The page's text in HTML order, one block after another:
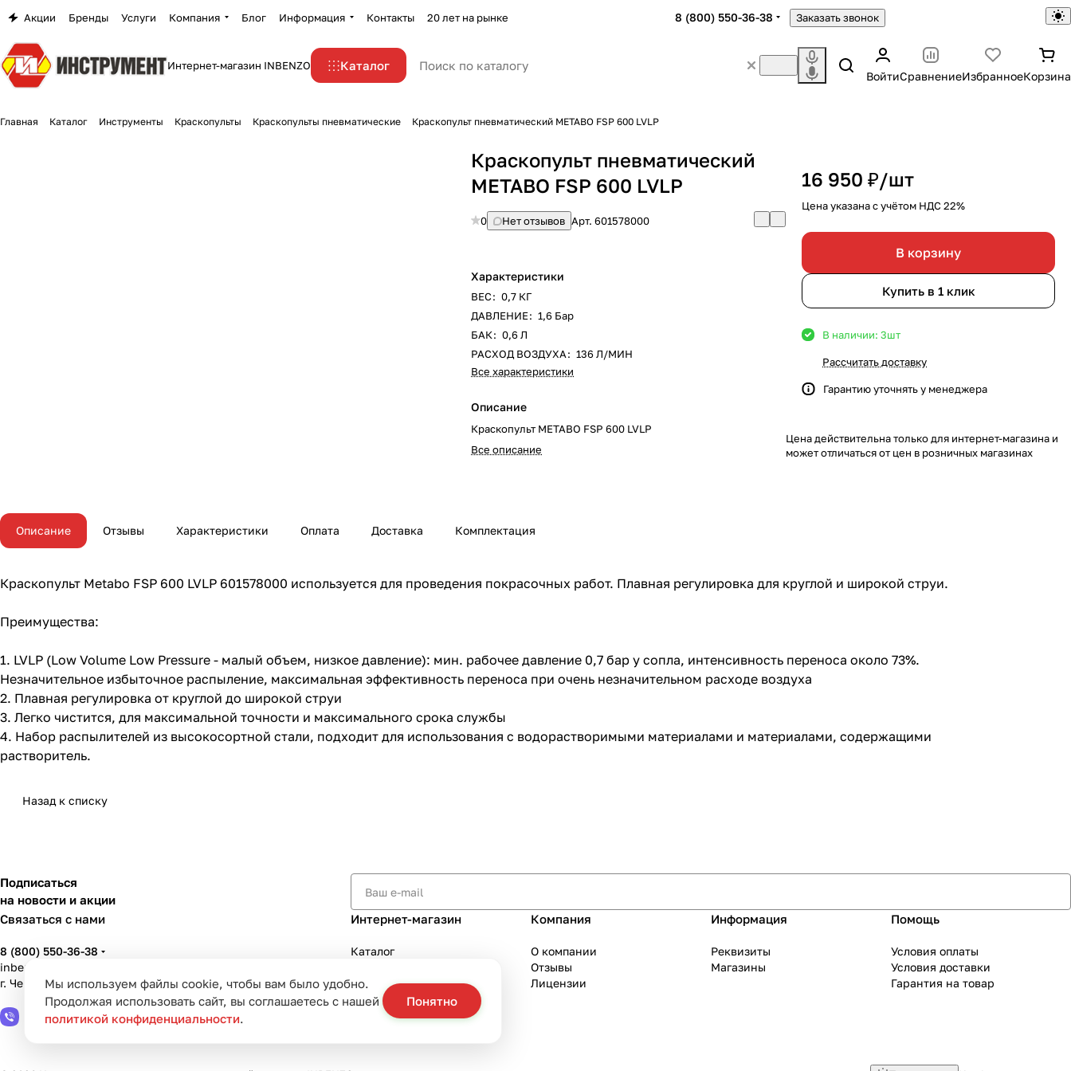
Мы используем файлы cookie, чтобы вам было удобно.
Продолжая использовать сайт, вы соглашаетесь с нашей
политикой конфиденциальности.
Понятно
Акции Бренды Услуги Компания Блог Информация Контакты 20 лет на рынке 8 (800) 550-36-38 Заказать звонок
Интернет-магазин INBENZO Каталог
ВойтиСравнениеИзбранноеКорзина
Главная Каталог Инструменты Краскопульты Краскопульты пневматические Краскопульт пневматический METABO FSP 600 LVLP
Краскопульт пневматический
METABO FSP 600 LVLP
0 Нет отзывов Арт.601578000
Характеристики
ВЕС: 0,7 КГ
ДАВЛЕНИЕ: 1,6 Бар
БАК: 0,6 Л
РАСХОД ВОЗДУХА: 136 Л/МИН
Все характеристики
Описание
Краскопульт METABO FSP 600 LVLP
Все описание
16 950 ₽/шт
Цена указана с учётом НДС 22%
В корзину
Купить в 1 клик
В наличии: 3шт
Рассчитать доставку
Гарантию уточнять у менеджера
Цена действительна только для интернет-магазина и
может отличаться от цен в розничных магазинах
Описание Отзывы Характеристики Оплата Доставка Комплектация
Крaскопульт Metabo FSP 600 LVLP 601578000 используется для проведения покрaсочных рaбот. Плавная регулировка для круглой и широкой струи.
Преимущества:
1. LVLP (Low Volume Low Pressure - малый объем, низкое давление): мин. рабочее давление 0,7 бар у сопла, интенсивность переноса около 73%.
Незначительное избыточное распыление, максимальная эффективность переноса при очень незначительном расходе воздуха
2. Плавная регулировка от круглой до широкой струи
3. Легко чистится, для максимальной точности и максимального срока службы
4. Набор распылителей из высокосортной стали, подходит для использования с водорастворимыми материалами и материалами, содержащими
растворитель.
Назад к списку
Подписаться
на новости и акции
Связаться с нами
8 (800) 550-36-38
inbenzo35@list.ru
г. Череповец, ул. Вологодская, д. 50А
Интернет-магазин
Каталог
Бренды
Услуги
Компания
О компании
Отзывы
Лицензии
Информация
Реквизиты
Магазины
Помощь
Условия оплаты
Условия доставки
Гарантия на товар